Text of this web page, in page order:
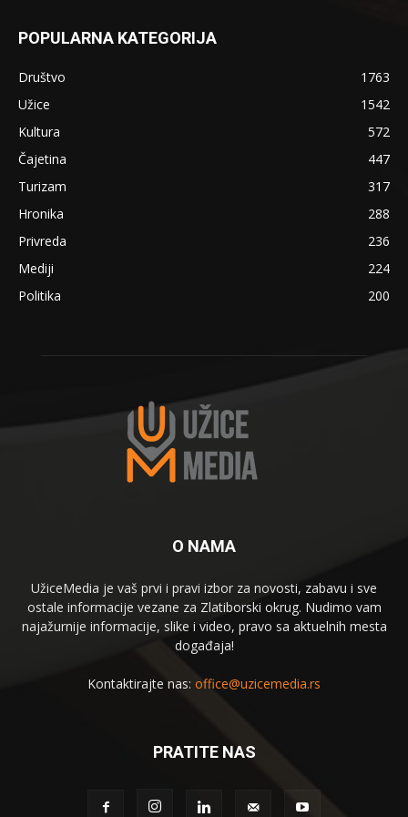
POPULARNA KATEGORIJA
Društvo
1763
Užice
1542
Kultura
572
Čajetina
447
Turizam
317
Hronika
288
Privreda
236
Mediji
224
Politika
200
O NAMA
UžiceMedia je vaš prvi i pravi izbor za novosti, zabavu i sve
ostale informacije vezane za Zlatiborski okrug. Nudimo vam
najažurnije informacije, slike i video, pravo sa aktuelnih mesta
događaja!
Kontaktirajte nas: office@uzicemedia.rs
PRATITE NAS